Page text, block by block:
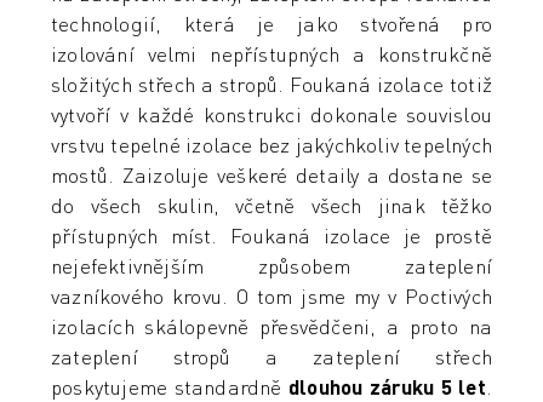
technologií, která je jako stvořená pro
izolování velmi nepřístupných a konstrukčně
složitých střech a stropů. Foukaná izolace totiž
vytvoří v každé konstrukci dokonale souvislou
vrstvu tepelné izolace bez jakýchkoliv tepelných
mostů. Zaizoluje veškeré detaily a dostane se
do všech skulin, včetně všech jinak těžko
přístupných míst. Foukaná izolace je prostě
nejefektivnějším způsobem zateplení
vazníkového krovu. O tom jsme my v Poctivých
izolacích skálopevně přesvědčeni, a proto na
zateplení stropů a zateplení střech
poskytujeme standardně dlouhou záruku 5 let